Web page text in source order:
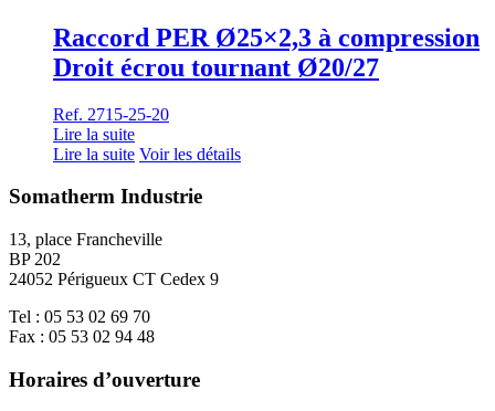
Raccord PER Ø25×2,3 à compression
Droit écrou tournant Ø20/27
Ref. 2715-25-20
Lire la suite
Lire la suite Voir les détails
Somatherm Industrie
13, place Francheville
BP 202
24052 Périgueux CT Cedex 9
Tel : 05 53 02 69 70
Fax : 05 53 02 94 48
Horaires d’ouverture